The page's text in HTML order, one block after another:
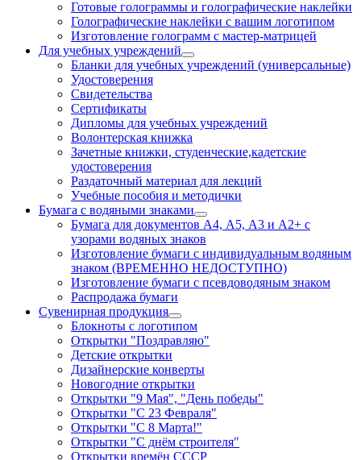
Готовые голограммы и голографические наклейки
Голографические наклейки с вашим логотипом
Изготовление голограмм с мастер-матрицей
Для учебных учреждений
Бланки для учебных учреждений (универсальные)
Удостоверения
Свидетельства
Сертификаты
Дипломы для учебных учреждений
Волонтерская книжка
Зачетные книжки, студенческие,кадетские
удостоверения
Раздаточный материал для лекций
Учебные пособия и методички
Бумага с водяными знаками
Бумага для документов А4, А5, А3 и А2+ с
узорами водяных знаков
Изготовление бумаги с индивидуальным водяным
знаком (ВРЕМЕННО НЕДОСТУПНО)
Изготовление бумаги с псевдоводяным знаком
Распродажа бумаги
Сувенирная продукция
Блокноты с логотипом
Открытки "Поздравляю"
Детские открытки
Дизайнерские конверты
Новогодние открытки
Открытки "9 Мая", "День победы"
Открытки "С 23 Февраля"
Открытки "С 8 Марта!"
Открытки "С днём строителя"
Открытки времён СССР